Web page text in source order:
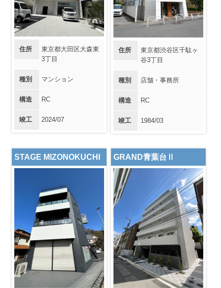
住所
東京都大田区大森東
3丁目
種別 マンション
構造 RC
竣工 2024/07
住所
東京都渋谷区千駄ヶ
谷3丁目
種別 店舗・事務所
構造 RC
竣工 1984/03
STAGE MIZONOKUCHI GRAND青葉台Ⅱ